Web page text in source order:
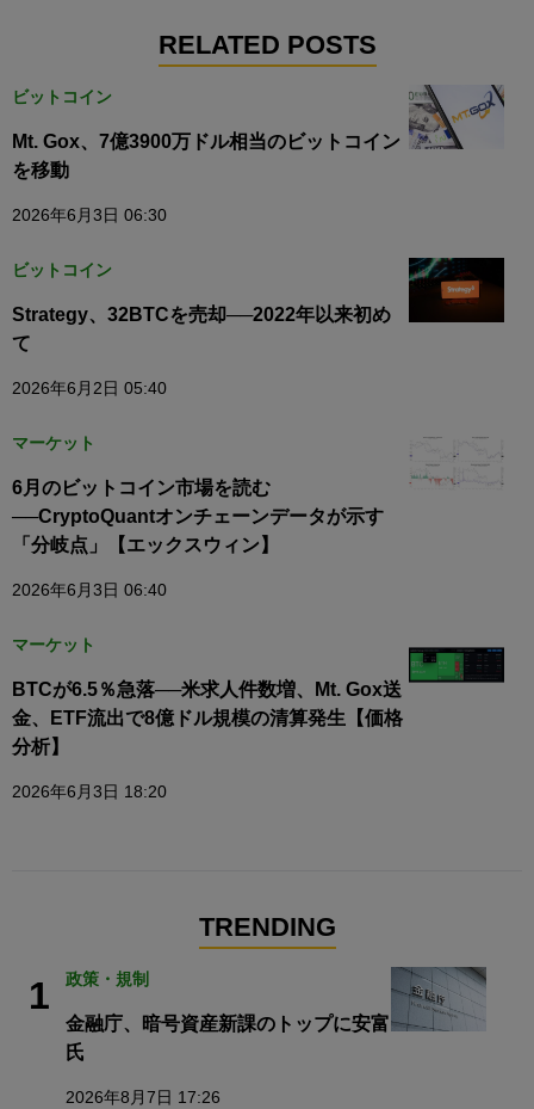
RELATED POSTS
ビットコイン
Mt. Gox、7億3900万ドル相当のビットコイン
を移動
2026年6月3日 06:30
ビットコイン
Strategy、32BTCを売却──2022年以来初め
て
2026年6月2日 05:40
マーケット
6月のビットコイン市場を読む
──CryptoQuantオンチェーンデータが示す
「分岐点」【エックスウィン】
2026年6月3日 06:40
マーケット
BTCが6.5％急落──米求人件数増、Mt. Gox送
金、ETF流出で8億ドル規模の清算発生【価格
分析】
2026年6月3日 18:20
TRENDING
1 政策・規制
金融庁、暗号資産新課のトップに安富
氏
2026年8月7日 17:26